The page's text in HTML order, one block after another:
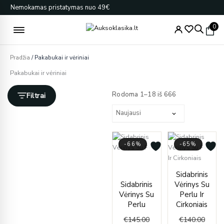
Pereiti
prie
turinio
Nemokamas pristatymas nuo 49€
0
Pradžia / Pakabukai ir vėriniai
Pakabukai ir vėriniai
Filtrai Rodoma 1–18 iš 666
-66%
Sidabrinis
Vėrinys Su
Perlu
€145.00
Original
€145.00.
Current
€49.00.
-65%
Sidabrinis
Vėrinys Su
Perlu Ir
Cirkoniais
€140.00
price
was:
price
is: